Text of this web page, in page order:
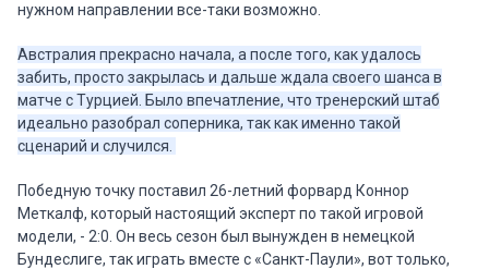
нужном направлении все-таки возможно.
Австралия прекрасно начала, а после того, как удалось
забить, просто закрылась и дальше ждала своего шанса в
матче с Турцией. Было впечатление, что тренерский штаб
идеально разобрал соперника, так как именно такой
сценарий и случился.
Победную точку поставил 26-летний форвард Коннор
Меткалф, который настоящий эксперт по такой игровой
модели, - 2:0. Он весь сезон был вынужден в немецкой
Бундеслиге, так играть вместе с «Санкт-Паули», вот только,